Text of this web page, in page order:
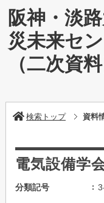
阪神・淡
災未来セ
（二次資
検索トップ 資料
電気設備学
分類記号